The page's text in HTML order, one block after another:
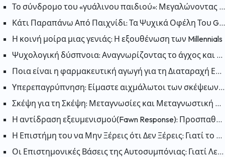
Το σύνδρομο του «γυάλινου παιδιού»: Μεγαλώνοντας στη σκιά ενός αδελφού με ειδικές ανάγκες
Κάτι Παραπάνω Από Παιχνίδι: Τα Ψυχικά Οφέλη Του Gaming
Η κοινή μοίρα μιας γενιάς: Η εξουθένωση των Millennials
Ψυχολογική δύσπνοια: Αναγνωρίζοντας το άγχος και την ανησυχία
Ποια είναι η φαρμακευτική αγωγή για τη Διαταραχή Ελλειμματικής Προσοχής και Υπερκινητικότητας (ΔΕΠΥ);
Υπερεπαγρύπνηση: Είμαστε αιχμάλωτοι των σκέψεων μας; Πως μπορούμε να «απελευθερωθούμε»;
Σκέψη για τη Σκέψη: Μεταγνωσίες και Μεταγνωστική Θεραπεία
Η αντίδραση εξευμενισμού(Fawn Response): Προσπαθώντας να κάνετε τον εαυτό σας συμπαθή για να μειώσετε τον κίνδυνο
Η Επιστήμη του να Μην Ξέρεις ότι Δεν Ξέρεις: Γιατί το Φαινόμενο Dunning-Kruger Είναι Παραπλανητικό;
Οι Επιστημονικές Βάσεις της Αυτοσυμπόνιας: Γιατί Λειτουργεί η Αυτοσυμπόνια;